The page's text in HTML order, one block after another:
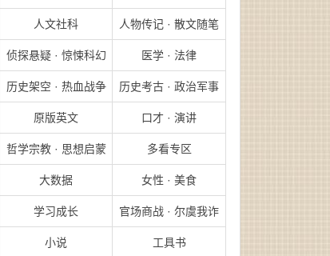
人文社科 人物传记 · 散文随笔
侦探悬疑 · 惊悚科幻 医学 · 法律
历史架空 · 热血战争 历史考古 · 政治军事
原版英文 口才 · 演讲
哲学宗教 · 思想启蒙 多看专区
大数据 女性 · 美食
学习成长 官场商战 · 尔虞我诈
小说 工具书